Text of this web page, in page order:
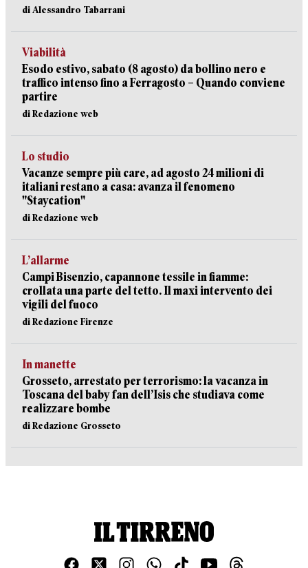
di Alessandro Tabarrani
Viabilità
Esodo estivo, sabato (8 agosto) da bollino nero e
traffico intenso fino a Ferragosto – Quando conviene
partire
di Redazione web
Lo studio
Vacanze sempre più care, ad agosto 24 milioni di
italiani restano a casa: avanza il fenomeno
"Staycation"
di Redazione web
L’allarme
Campi Bisenzio, capannone tessile in fiamme:
crollata una parte del tetto. Il maxi intervento dei
vigili del fuoco
di Redazione Firenze
In manette
Grosseto, arrestato per terrorismo: la vacanza in
Toscana del baby fan dell’Isis che studiava come
realizzare bombe
di Redazione Grosseto